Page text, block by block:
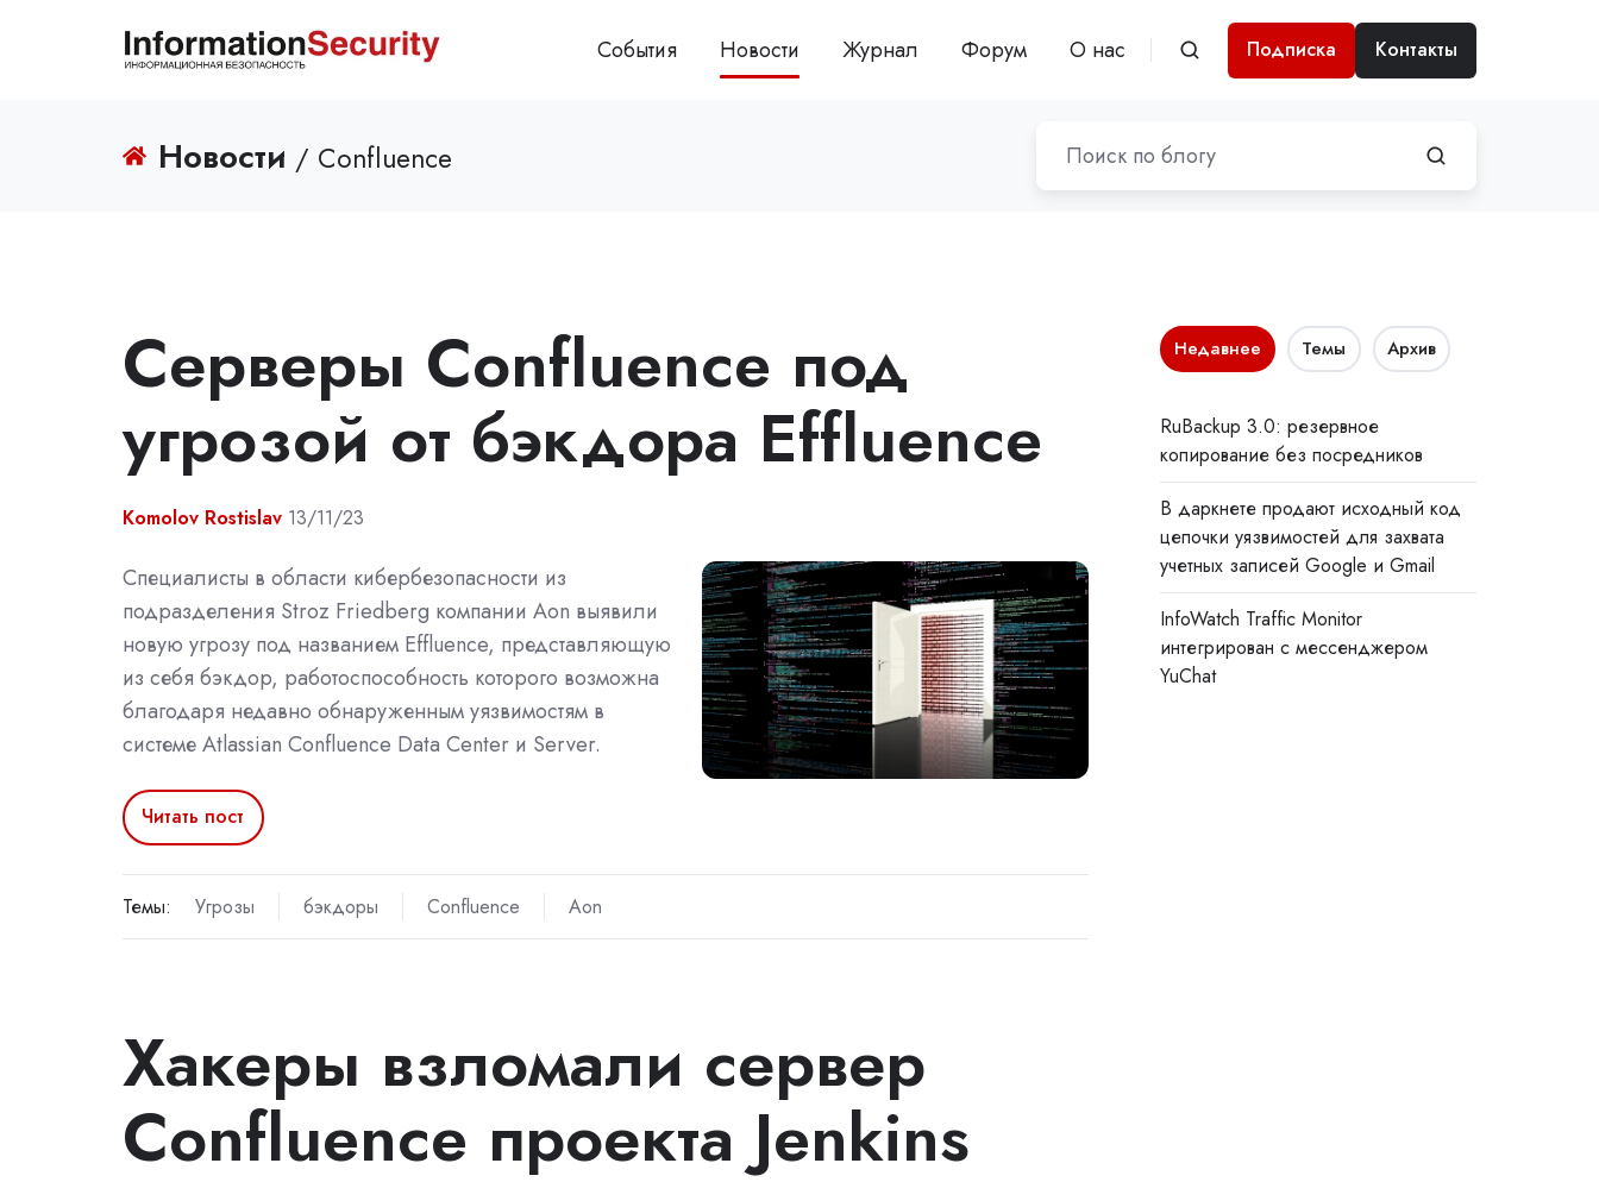
События Новости Журнал Форум О нас Подписка Контакты
Новости / Confluence
Серверы Confluence под
угрозой от бэкдора Effluence
Komolov Rostislav 13/11/23
Специалисты в области кибербезопасности из
подразделения Stroz Friedberg компании Aon выявили
новую угрозу под названием Effluence, представляющую
из себя бэкдор, работоспособность которого возможна
благодаря недавно обнаруженным уязвимостям в
системе Atlassian Confluence Data Center и Server.
Читать пост
Темы: Угрозы бэкдоры Confluence Aon
Хакеры взломали сервер
Confluence проекта Jenkins
Недавнее Темы Архив
RuBackup 3.0: резервное
копирование без посредников
В даркнете продают исходный код
цепочки уязвимостей для захвата
учетных записей Google и Gmail
InfoWatch Traffic Monitor
интегрирован с мессенджером
YuChat